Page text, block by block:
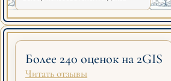
Более 240 оценок на 2GIS
Читать отзывы